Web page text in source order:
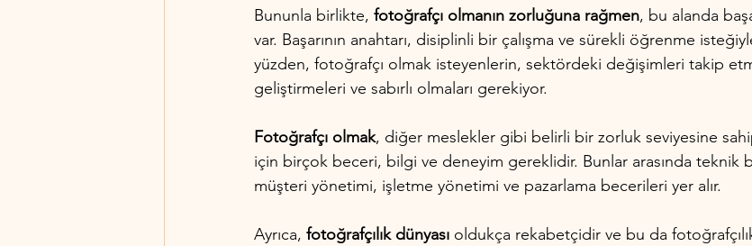
Bununla birlikte, fotoğrafçı olmanın zorluğuna rağmen, bu alanda
var. Başarının anahtarı, disiplinli bir çalışma ve sürekli öğrenme
yüzden, fotoğrafçı olmak isteyenlerin, sektördeki değişimleri takip
geliştirmeleri ve sabırlı olmaları gerekiyor.
Fotoğrafçı olmak, diğer meslekler gibi belirli bir zorluk seviyesine
için birçok beceri, bilgi ve deneyim gereklidir. Bunlar arasında teknik
müşteri yönetimi, işletme yönetimi ve pazarlama becerileri yer alır.
Ayrıca, fotoğrafçılık dünyası oldukça rekabetçidir ve bu da